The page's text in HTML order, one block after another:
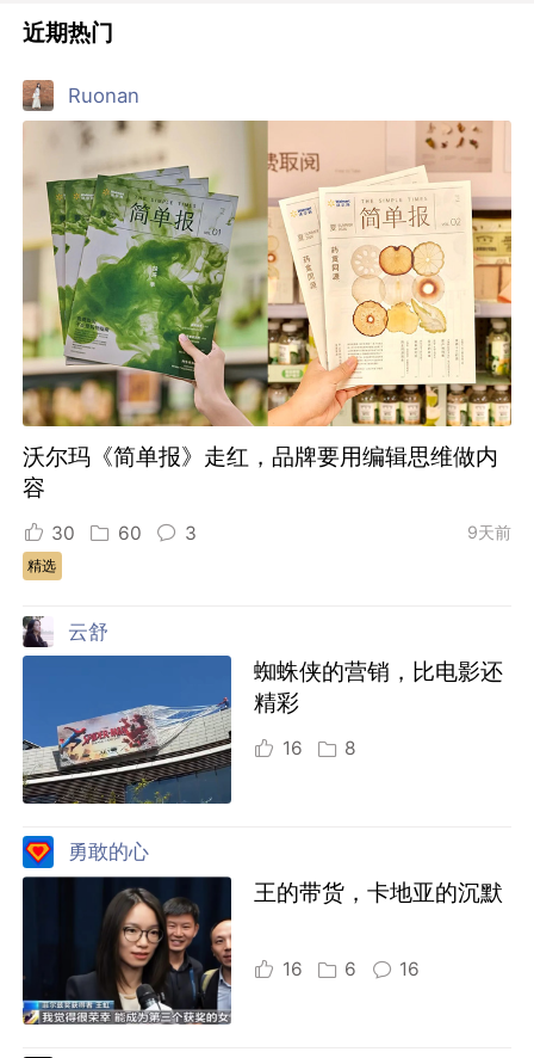
近期热门
Ruonan
沃尔玛《简单报》走红，品牌要用编辑思维做内
容
30 60 3 9天前
精选
云舒
蜘蛛侠的营销，比电影还
精彩
16 8
勇敢的心
王的带货，卡地亚的沉默
16 6 16